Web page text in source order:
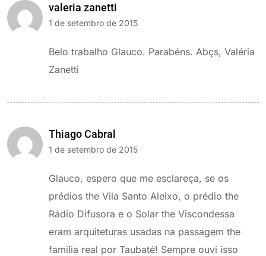
valeria zanetti
1 de setembro de 2015
Belo trabalho Glauco. Parabéns. Abçs, Valéria
Zanetti
Thiago Cabral
1 de setembro de 2015
Glauco, espero que me esclareça, se os
prédios the Vila Santo Aleixo, o prédio the
Rádio Difusora e o Solar the Viscondessa
eram arquiteturas usadas na passagem the
familia real por Taubaté! Sempre ouvi isso